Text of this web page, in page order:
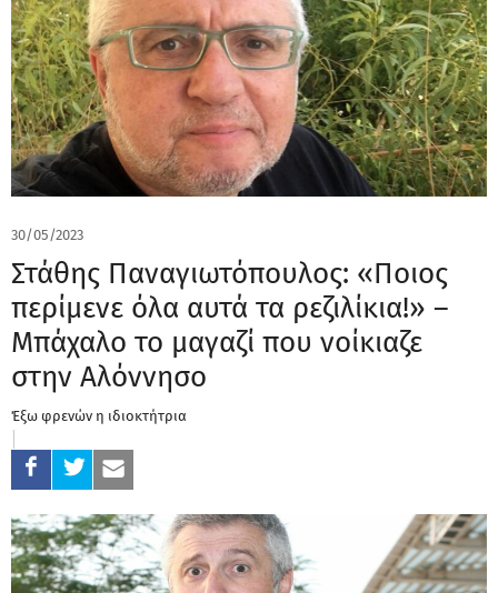
30/05/2023
Στάθης Παναγιωτόπουλος: «Ποιος
περίμενε όλα αυτά τα ρεζιλίκια!» –
Μπάχαλο το μαγαζί που νοίκιαζε
στην Αλόννησο
Έξω φρενών η ιδιοκτήτρια